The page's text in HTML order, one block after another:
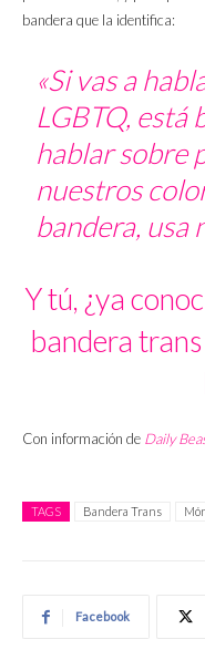
bandera que la identifica:
«Si vas a
LGBTQ, está
hablar sobre
nuestros
bandera, usa
Y tú, ¿ya
bandera
Con información de Daily
TAGS Bandera Trans
Facebook